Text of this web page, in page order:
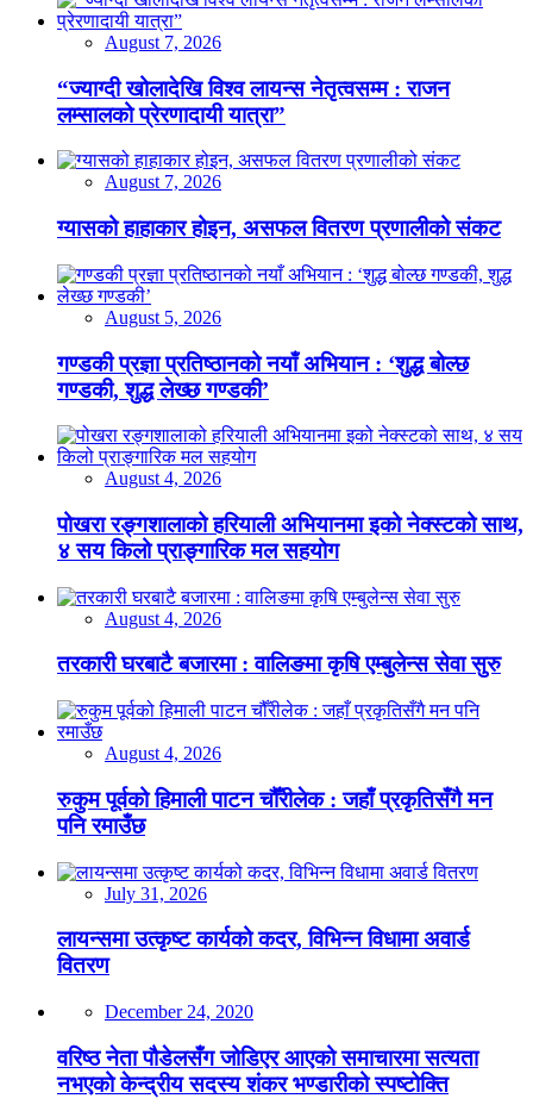
August 7, 2026
“ज्याग्दी खोलादेखि विश्व लायन्स नेतृत्वसम्म : राजन
लम्सालको प्रेरणादायी यात्रा”
August 7, 2026
ग्यासको हाहाकार होइन, असफल वितरण प्रणालीको संकट
August 5, 2026
गण्डकी प्रज्ञा प्रतिष्ठानको नयाँ अभियान : ‘शुद्ध बोल्छ
गण्डकी, शुद्ध लेख्छ गण्डकी’
August 4, 2026
पोखरा रङ्गशालाको हरियाली अभियानमा इको नेक्स्टको साथ,
४ सय किलो प्राङ्गारिक मल सहयोग
August 4, 2026
तरकारी घरबाटै बजारमा : वालिङमा कृषि एम्बुलेन्स सेवा सुरु
August 4, 2026
रुकुम पूर्वको हिमाली पाटन चौँरीलेक : जहाँ प्रकृतिसँगै मन
पनि रमाउँछ
July 31, 2026
लायन्समा उत्कृष्ट कार्यको कदर, विभिन्न विधामा अवार्ड
वितरण
December 24, 2020
वरिष्ठ नेता पौडेलसँग जोडिएर आएको समाचारमा सत्यता
नभएको केन्द्रीय सदस्य शंकर भण्डारीको स्पष्टोक्ति